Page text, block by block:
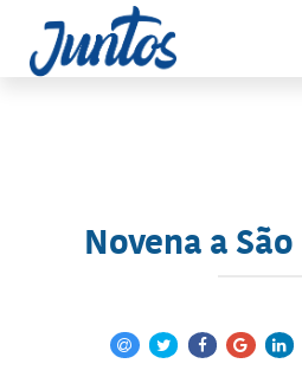
Novena a